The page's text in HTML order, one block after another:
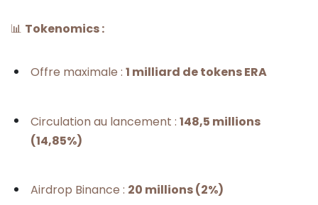
📊 Tokenomics :
Offre maximale : 1 milliard de tokens ERA
Circulation au lancement : 148,5 millions
(14,85%)
Airdrop Binance : 20 millions (2%)